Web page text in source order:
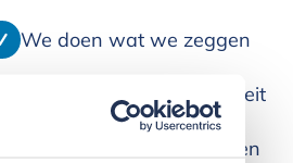
We doen wat we zeggen
We leveren alleen kwaliteit
We denken in oplossingen